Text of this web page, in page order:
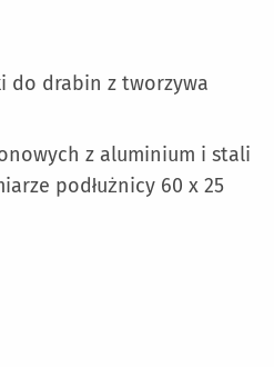
do drabin z tworzywa
z aluminium i stali
podłużnicy 60 x 25